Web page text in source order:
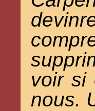
voir si
nous.